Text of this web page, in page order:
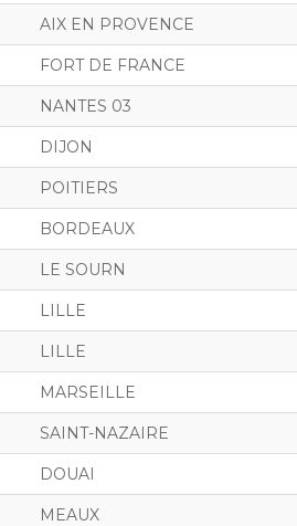
AIX EN PROVENCE
FORT DE FRANCE
NANTES 03
DIJON
POITIERS
BORDEAUX
LE SOURN
LILLE
LILLE
MARSEILLE
SAINT-NAZAIRE
DOUAI
MEAUX